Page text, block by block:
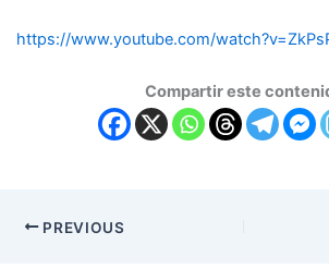
https://www.youtube.com/
Compartir este
PREVIOUS